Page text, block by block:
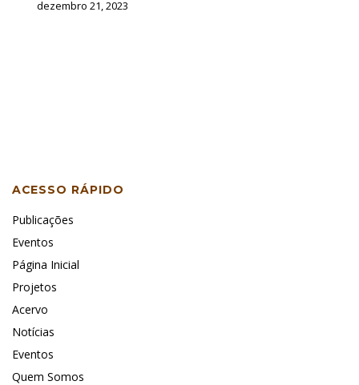
dezembro 21, 2023
ACESSO RÁPIDO
Publicações
Eventos
Página Inicial
Projetos
Acervo
Notícias
Eventos
Quem Somos